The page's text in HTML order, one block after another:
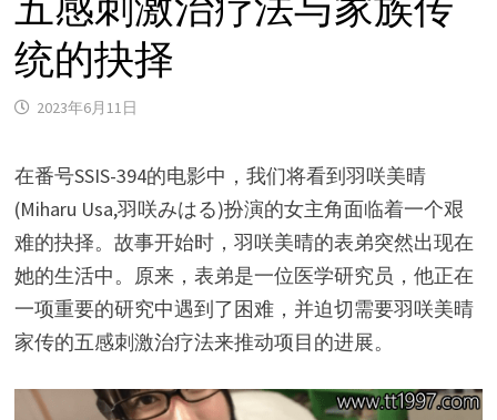
统的抉择
2023年6月11日
在番号SSIS-394的电影中，我们将看到羽咲美晴
(Miharu Usa,羽咲みはる)扮演的女主角面临着一个艰
难的抉择。故事开始时，羽咲美晴的表弟突然出现在
她的生活中。原来，表弟是一位医学研究员，他正在
一项重要的研究中遇到了困难，并迫切需要羽咲美晴
家传的五感刺激治疗法来推动项目的进展。